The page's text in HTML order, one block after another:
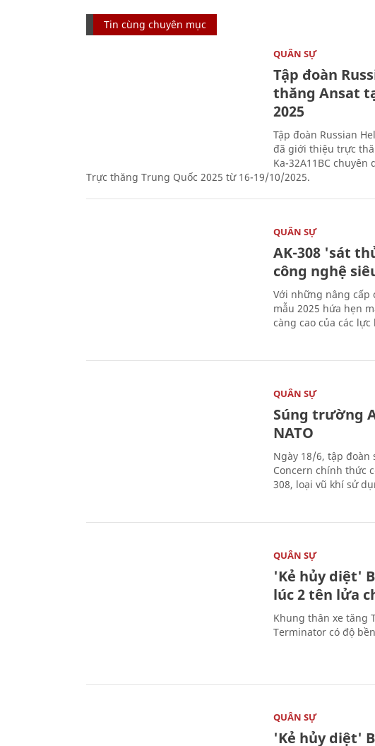
Tin cùng chuyên mục
QUÂN SỰ
Tập đoàn
thăng Ansat
2025
Tập đoàn Russian
đã giới thiệu trực
Ka-32A11BC
Trực thăng Trung Quốc 2025 từ 16-19/10/2025.
QUÂN SỰ
AK-308 'sát
công nghệ
Với những nâng cấp
mẫu 2025 hứa hẹn
càng cao của các
QUÂN SỰ
Súng trường
NATO
Ngày 18/6, tập đoàn
Concern chính thức
308, loại vũ khí sử
QUÂN SỰ
'Kẻ hủy diệt'
lúc 2 tên lửa
Khung thân xe tăng
Terminator có độ
QUÂN SỰ
'Kẻ hủy diệt'